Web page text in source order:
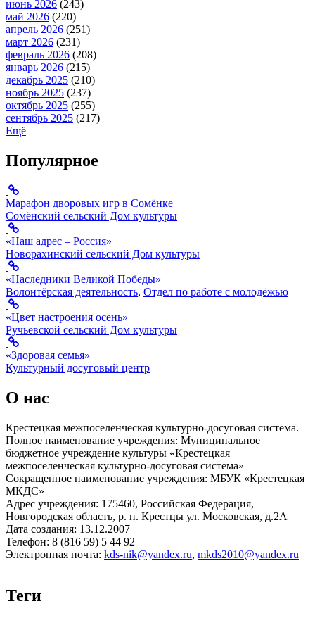
июнь 2026 (243)
май 2026 (220)
апрель 2026 (251)
март 2026 (231)
февраль 2026 (208)
январь 2026 (215)
декабрь 2025 (210)
ноябрь 2025 (237)
октябрь 2025 (255)
сентябрь 2025 (217)
Ещё
Популярное
Марафон дворовых игр в Сомёнке
Сомёнский сельский Дом культуры
«Наш адрес – Россия»
Новорахинский сельский Дом культуры
«Наследники Великой Победы»
Волонтёрская деятельность, Отдел по работе с молодёжью
«Цвет настроения осень»
Ручьевской сельский Дом культуры
«Здоровая семья»
Культурный досуговый центр
О нас
Крестецкая межпоселенческая культурно-досуговая система.
Полное наименование учреждения: Муниципальное
бюджетное учреждение культуры «Крестецкая
межпоселенческая культурно-досуговая система»
Сокращенное наименование учреждения: МБУК «Крестецкая
МКДС»
Адрес учреждения: 175460, Российская Федерация,
Новгородская область, р. п. Крестцы ул. Московская, д.2А
Дата создания: 13.12.2007
Телефон: 8 (816 59) 5 44 92
Электронная почта: kds-nik@yandex.ru, mkds2010@yandex.ru
Теги